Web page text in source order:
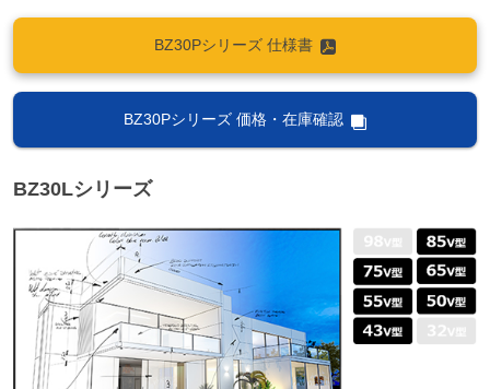
BZ30Pシリーズ 仕様書
BZ30Pシリーズ 価格・在庫確認
BZ30Lシリーズ